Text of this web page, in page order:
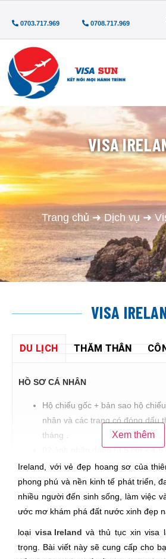
0703.717.969 0708.717.969
VISA
Trang chủ➜ Dịch vụ ➜
VISA
DU LỊCH THĂM THÂN
HỒ SƠ CÁ NHÂN
Hộ chiếu gốc + bản sao hộ
nhân và các trang có đóng dấu
tháng .
02 ảnh nhận dạng (3.5 cm x 4.5
quốc tế)
Các hộ chiếu cũ và thị thực
cấp (nếu có) (Bản sao)
Sổ hộ khẩu, Chứng minh nhân
Giấy chứng nhận kết hôn hoặc
Xem thêm
Ireland, với vẻ đẹp hoang sơ của
phong phú và nền kinh tế phát triển,
nhiều người đến sinh sống, làm việc
ước mơ khám phá đất nước xinh đẹp
loại visa Ireland và thủ tục xin visa
trọng. Bài viết này sẽ cung cấp cho